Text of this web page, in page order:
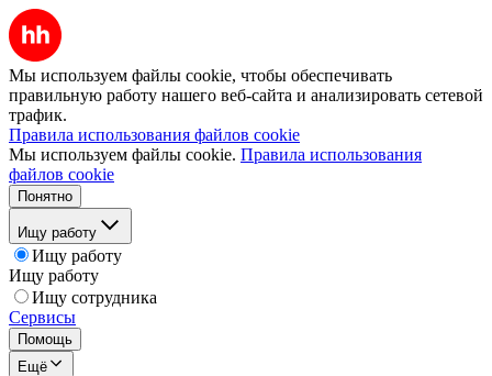
Мы используем файлы cookie, чтобы обеспечивать
правильную работу нашего веб-сайта и анализировать сетевой
трафик.
Правила использования файлов cookie
Мы используем файлы cookie. Правила использования
файлов cookie
Понятно
Ищу работу
Ищу работу
Ищу работу
Ищу сотрудника
Сервисы
Помощь
Ещё